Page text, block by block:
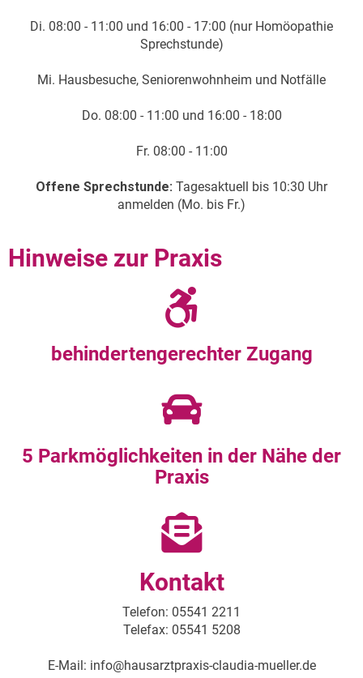
Di. 08:00 - 11:00 und 16:00 - 17:00 (nur Homöopathie
Sprechstunde)
Mi. Hausbesuche, Seniorenwohnheim und Notfälle
Do. 08:00 - 11:00 und 16:00 - 18:00
Fr. 08:00 - 11:00
Offene Sprechstunde: Tagesaktuell bis 10:30 Uhr
anmelden (Mo. bis Fr.)
Hinweise zur Praxis
behindertengerechter Zugang
5 Parkmöglichkeiten in der Nähe der
Praxis
Kontakt
Telefon: 05541 2211
Telefax: 05541 5208
E-Mail: info@hausarztpraxis-claudia-mueller.de